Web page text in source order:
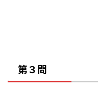
第３問